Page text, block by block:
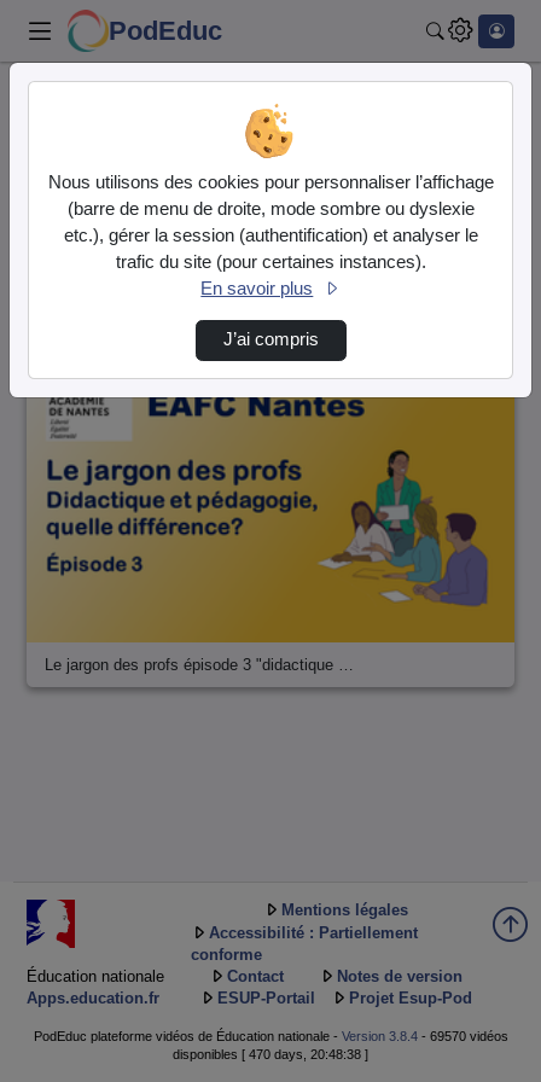
PodEduc
1 vidéo trouvée
Audio Vidéo
Direction de tri
Le jargon des profs épisode 3 "didactique …
Éducation nationale
Apps.education.fr
Mentions légales
Accessibilité : Partiellement
conforme
Contact
Notes de version
ESUP-Portail
Projet Esup-Pod
PodEduc plateforme vidéos de Éducation nationale - Version 3.8.4- 69570 vidéos
disponibles [ 470 days, 20:48:38 ]
Nous utilisons des cookies pour personnaliser l’affichage
(barre de menu de droite, mode sombre ou dyslexie
etc.), gérer la session (authentification) et analyser le
trafic du site (pour certaines instances).
En savoir plus
J’ai compris